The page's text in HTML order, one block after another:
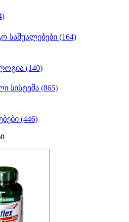
საშუალებები (164)
(140)
სისტემა (865)
(446)